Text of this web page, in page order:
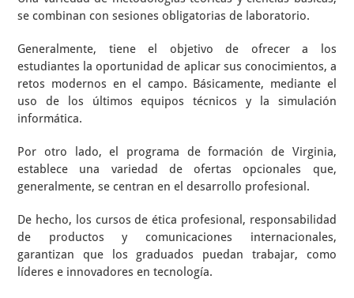
se combinan con sesiones obligatorias de laboratorio.
Generalmente, tiene el objetivo de ofrecer a los
estudiantes la oportunidad de aplicar sus conocimientos, a
retos modernos en el campo. Básicamente, mediante el
uso de los últimos equipos técnicos y la simulación
informática.
Por otro lado, el programa de formación de Virginia,
establece una variedad de ofertas opcionales que,
generalmente, se centran en el desarrollo profesional.
De hecho, los cursos de ética profesional, responsabilidad
de productos y comunicaciones internacionales,
garantizan que los graduados puedan trabajar, como
líderes e innovadores en tecnología.